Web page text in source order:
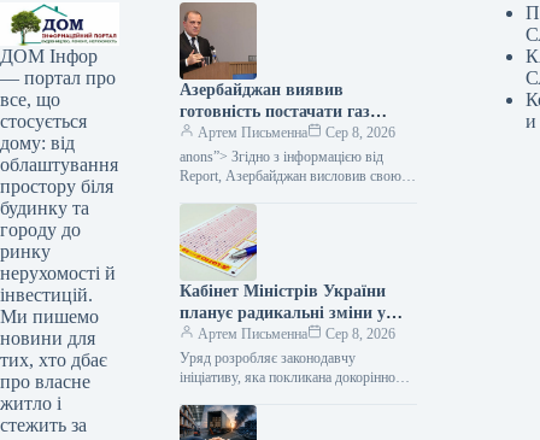
ДОМ Інфор
— портал про
все, що
стосується
дому: від
облаштування
простору біля
будинку та
городу до
ринку
нерухомості й
інвестицій.
Ми пишемо
новини для
тих, хто дбає
про власне
житло і
стежить за
Азербайджан виявив
готовність постачати газ
Україні: що відомо про нову
пропозицію — Мінфін
Артем Письменна
Сер 8, 2026
anons”> Згідно з інформацією від
Report, Азербайджан висловив свою
газу Україні та розглядає опцію
залучення українських…
Кабінет Міністрів України
планує радикальні зміни у
сфері державних лотерей, що
призведе до їх скасування, як
повідомив Міністр фінансів.
Артем Письменна
Сер 8, 2026
Уряд розробляє законодавчу
ініціативу, яка покликана докорінно
ринку лотерей на території України.
Цей акт пропонує скасувати термін
и